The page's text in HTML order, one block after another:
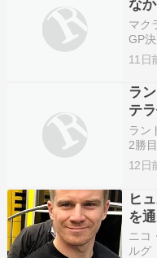
な
は
マク
GP
れに
レー
周
て
11日
ラ
テ
ラン
2勝
重要
は
で
らチ
12日
ヒ
を
も
ニコ
ルグ